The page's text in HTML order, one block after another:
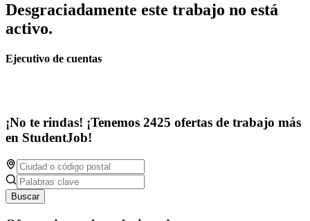
Desgraciadamente este trabajo no está
activo.
Ejecutivo de cuentas
¡No te rindas! ¡Tenemos 2425 ofertas de trabajo más
en StudentJob!
Buscar